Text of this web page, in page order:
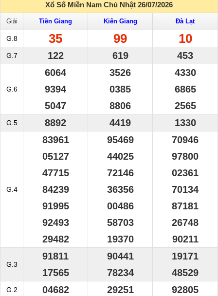
Xổ Số Miền Nam Chủ Nhật 26/07/2026
Giải Tiền Giang Kiên Giang Đà Lạt
G.8 35 99 10
G.7 122 619 453
G.6
6064
9394
5047
3526
0385
8806
4330
6865
2565
G.5 8892 4419 1330
G.4
83961
05127
47715
84239
91995
92493
29482
95469
44025
72146
36356
00486
58703
19370
70946
97800
02361
70134
87181
26748
90211
G.3
91811
17565
90441
78234
19171
48529
G.2 04682 29251 92805